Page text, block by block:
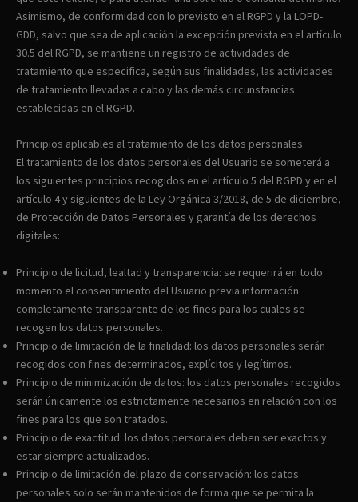
Asimismo, de conformidad con lo previsto en el RGPD y la LOPD-
GDD, salvo que sea de aplicación la excepción prevista en el artículo
30.5 del RGPD, se mantiene un registro de actividades de
tratamiento que especifica, según sus finalidades, las actividades
de tratamiento llevadas a cabo y las demás circunstancias
establecidas en el RGPD.
Principios aplicables al tratamiento de los datos personales
El tratamiento de los datos personales del Usuario se someterá a
los siguientes principios recogidos en el artículo 5 del RGPD y en el
artículo 4 y siguientes de la Ley Orgánica 3/2018, de 5 de diciembre,
de Protección de Datos Personales y garantía de los derechos
digitales:
Principio de licitud, lealtad y transparencia: se requerirá en todo
momento el consentimiento del Usuario previa información
completamente transparente de los fines para los cuales se
recogen los datos personales.
Principio de limitación de la finalidad: los datos personales serán
recogidos con fines determinados, explícitos y legítimos.
Principio de minimización de datos: los datos personales recogidos
serán únicamente los estrictamente necesarios en relación con los
fines para los que son tratados.
Principio de exactitud: los datos personales deben ser exactos y
estar siempre actualizados.
Principio de limitación del plazo de conservación: los datos
personales solo serán mantenidos de forma que se permita la